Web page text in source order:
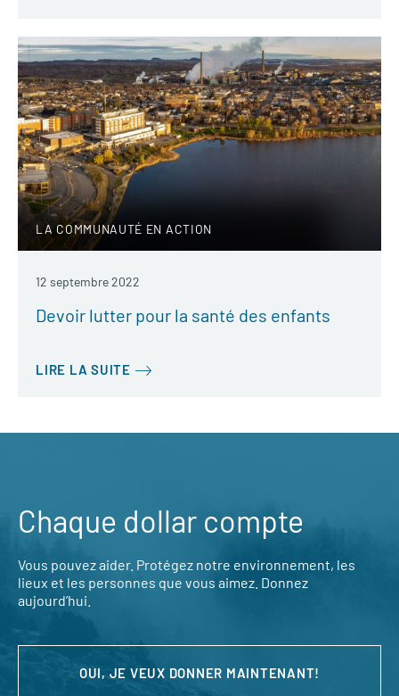
LA COMMUNAUTÉ EN ACTION
12 septembre 2022
Devoir lutter pour la santé des enfants
LIRE LA SUITE
Chaque dollar compte
Vous pouvez aider. Protégez notre environnement, les
lieux et les personnes que vous aimez. Donnez
aujourd’hui.
OUI, JE VEUX DONNER MAINTENANT!